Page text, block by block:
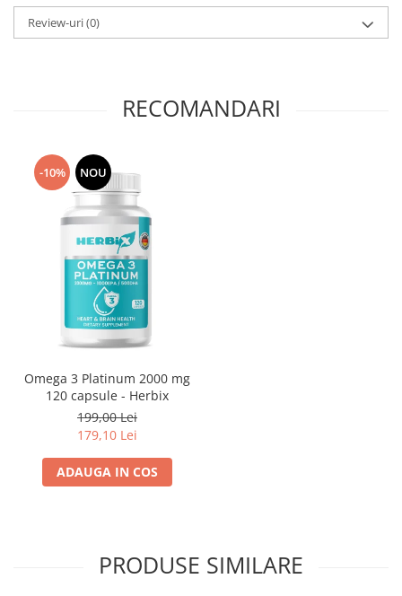
Review-uri(0)
RECOMANDARI
-10% NOU
Omega 3 Platinum 2000 mg
120 capsule - Herbix
199,00 Lei
179,10 Lei
ADAUGA IN COS
PRODUSE SIMILARE